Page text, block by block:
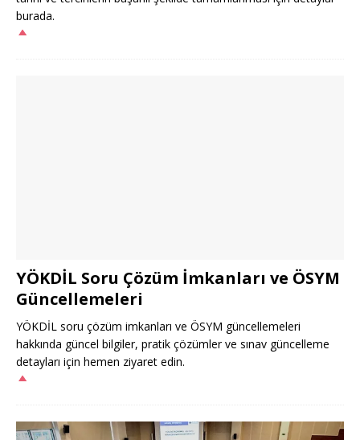
burada.
YÖKDİL Soru Çözüm İmkanları ve ÖSYM
Güncellemeleri
YÖKDİL soru çözüm imkanları ve ÖSYM güncellemeleri
hakkında güncel bilgiler, pratik çözümler ve sınav güncelleme
detayları için hemen ziyaret edin.